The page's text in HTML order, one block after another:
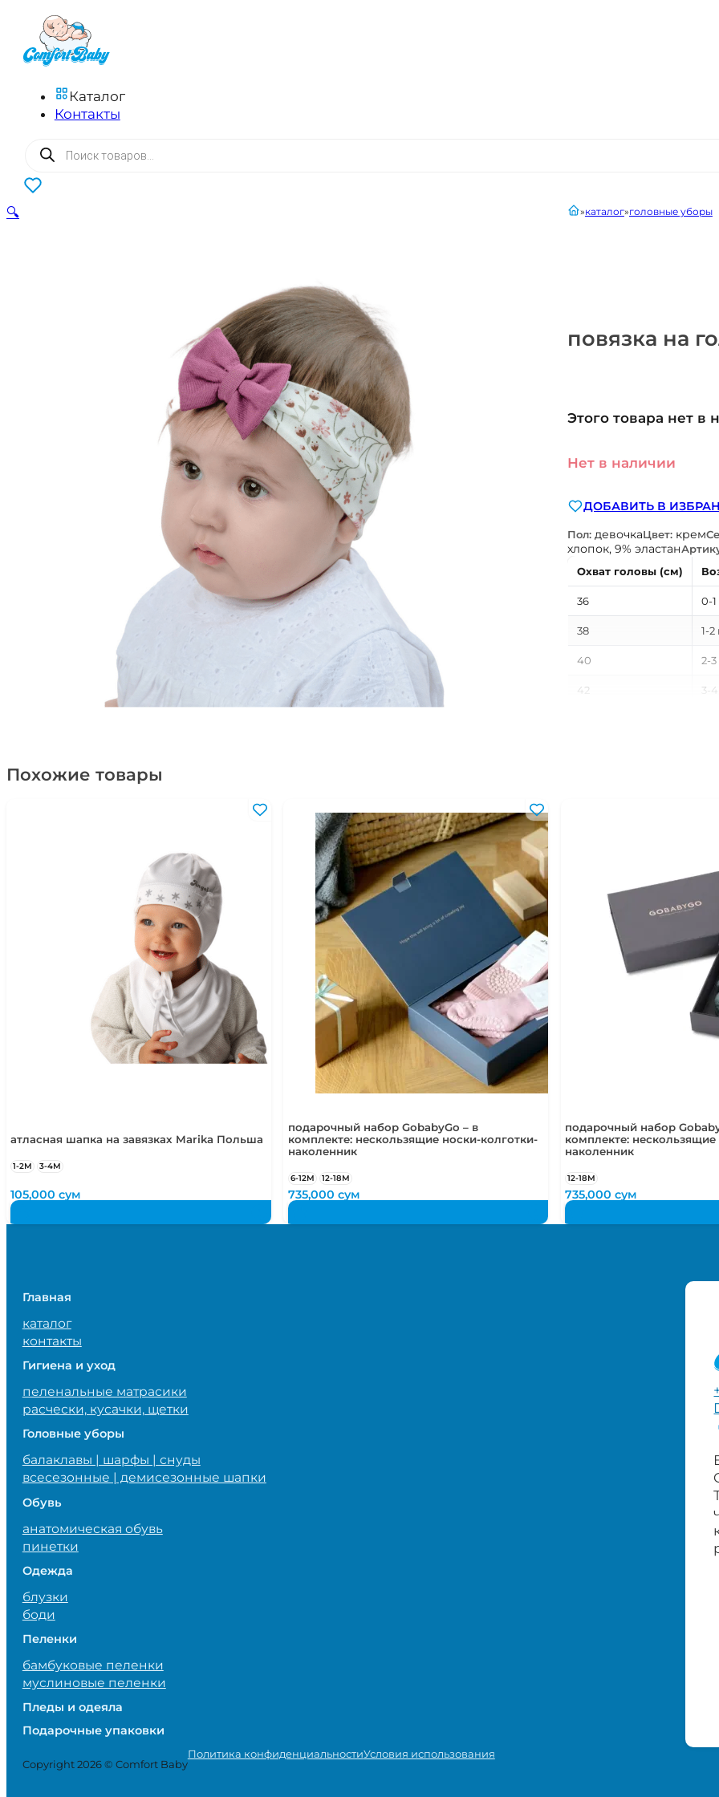
Каталог
Контакты
Поиск
товаров
0
повязка на
главнаякаталог головные уборы
Этого товара нет в
Нет в наличии
ДОБАВИТЬ В
Пол: девочкаЦвет: крем
хлопок, 9% эластан
Охват головы (см)
36 0-
38 1-2
40 2-
42 3-
8-
🔍
Похожие товары
атласная шапка на завязках Marika Польша
1-2М 3-4М
105,000сум
подарочный набор GobabyGo – в
комплекте: нескользящие носки-колготки-
наколенник
6-12М 12-18М
735,000 сум
подарочный набор
комплекте:
наколенник
12-18М
735,000сум
Главная
каталог
контакты
Гигиена и уход
пеленальные матрасики
расчески, кусачки, щетки
Головные уборы
балаклавы | шарфы | снуды
всесезонные | демисезонные шапки
Обувь
анатомическая обувь
пинетки
Одежда
блузки
боди
Пеленки
бамбуковые пеленки
муслиновые пеленки
Пледы и одеяла
Подарочные упаковки
Copyright 2026 © Comfort Baby
Политика конфиденциальностиУсловия использования